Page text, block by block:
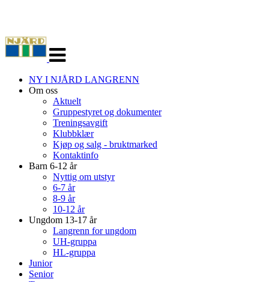
navigasjon
NY I NJÅRD LANGRENN
Om oss
Aktuelt
Gruppestyret og dokumenter
Treningsavgift
Klubbklær
Kjøp og salg - bruktmarked
Kontaktinfo
Barn 6-12 år
Nyttig om utstyr
6-7 år
8-9 år
10-12 år
Ungdom 13-17 år
Langrenn for ungdom
UH-gruppa
HL-gruppa
Junior
Senior